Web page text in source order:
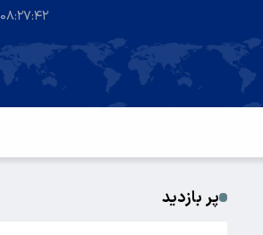
۰۸:۲۷:۴۳ - ۱۵ مرداد ۱۴۰۵
پر بازدید